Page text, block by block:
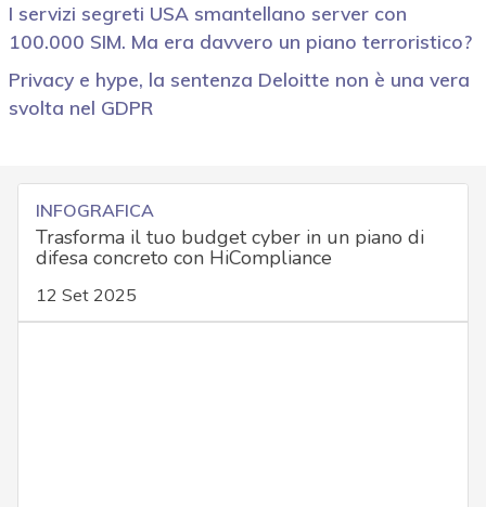
I servizi segreti USA smantellano server con
100.000 SIM. Ma era davvero un piano terroristico?
Privacy e hype, la sentenza Deloitte non è una vera
svolta nel GDPR
INFOGRAFICA
Trasforma il tuo budget cyber in un piano di
difesa concreto con HiCompliance
12 Set 2025